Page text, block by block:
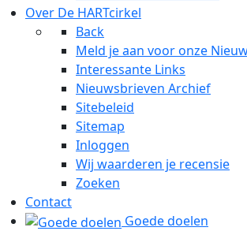
Over De HARTcirkel
Back
Meld je aan voor onze
Interessante Links
Nieuwsbrieven Archief
Sitebeleid
Sitemap
Inloggen
Wij waarderen je recensie
Zoeken
Contact
Goede doelen